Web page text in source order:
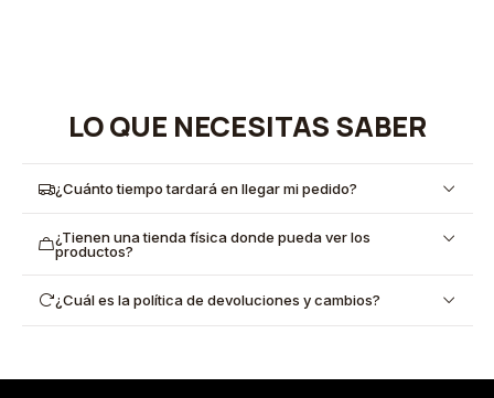
LO QUE NECESITAS SABER
¿Cuánto tiempo tardará en llegar mi pedido?
¿Tienen una tienda física donde pueda ver los
productos?
¿Cuál es la política de devoluciones y cambios?